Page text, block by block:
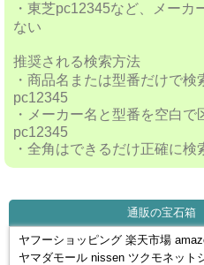
・東芝pc12345など、メー
ない
推奨される検索方法
・商品名または型番だけで
pc12345
・メーカー名と型番を空白
pc12345
・全角はできるだけ正確に
通販の宝石箱
ヤフーショッピング 楽天市場
ヤマダモール nissen ツクモネット